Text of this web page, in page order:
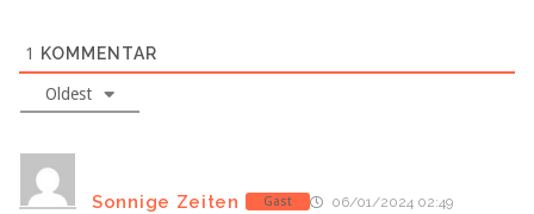
1 KOMMENTAR
Oldest
Sonnige Zeiten Gast 06/01/2024 02:49